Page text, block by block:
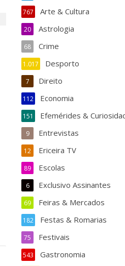
Arte & Cultura
767
Astrologia
20
Crime
68
Desporto
1.017
Direito
7
Economia
112
Efemérides &
151
Entrevistas
9
Ericeira TV
12
Escolas
89
Exclusivo Assinantes
6
Feiras & Mercados
69
Festas & Romarias
182
Festivais
75
Gastronomia
543